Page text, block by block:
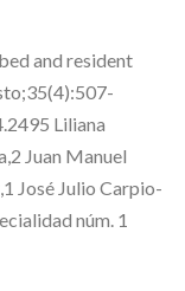
and resident
Liliana
Juan Manuel
José Julio Carpio-
núm. 1